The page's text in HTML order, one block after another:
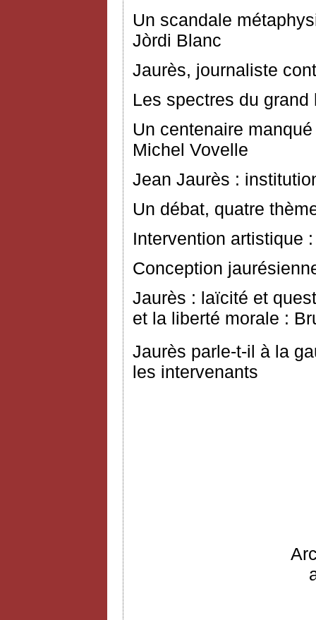
Un scandale
Jòrdi Blanc
Jaurès, journaliste
Les spectres du grand
Un centenaire
Michel Vovelle
Jean Jaurès :
Un débat, quatre
Intervention artistique
Conception
Jaurès : laïcité et
et la liberté morale :
Jaurès parle-t-il à la
les intervenants